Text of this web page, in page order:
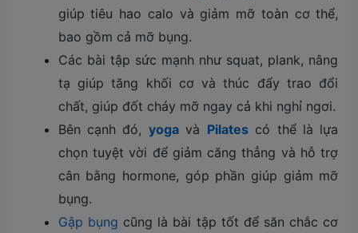
giúp tiêu hao calo và giảm mỡ toàn cơ thể,
bao gồm cả mỡ bụng.
Các bài tập sức mạnh như squat, plank, nâng
tạ giúp tăng khối cơ và thúc đẩy trao đổi
chất, giúp đốt cháy mỡ ngay cả khi nghỉ ngơi.
Bên cạnh đó, yogavà Pilatescó thể là lựa
chọn tuyệt vời để giảm căng thẳng và hỗ trợ
cân bằng hormone, góp phần giúp giảm mỡ
bụng.
Gập bụng cũng là bài tập tốt để săn chắc cơ